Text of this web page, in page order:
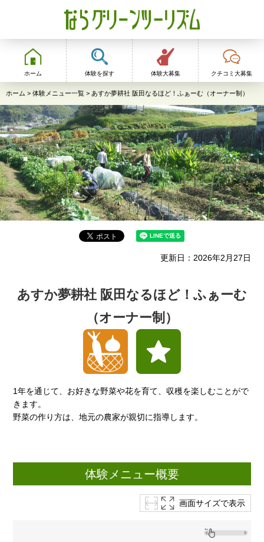
ならグリーンツーリ
ズム
ホーム 体験を探す 体験大募集 クチコミ大募集
ホーム > 体験メニュー一覧 > あすか夢耕社 阪田なるほど！ふぁーむ（オーナー制）
更新日：2026年2月27日
あすか夢耕社 阪田なるほど！ふぁーむ
（オーナー制）
1年を通じて、お好きな野菜や花を育て、収穫を楽しむことがで
きます。
野菜の作り方は、地元の農家が親切に指導します。
体験メニュー概要
画面サイズで表示